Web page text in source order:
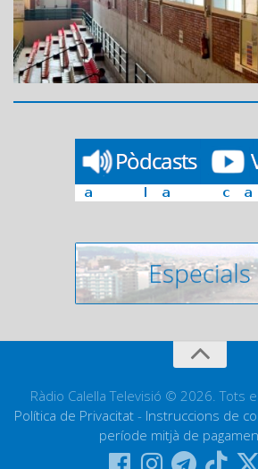
Ràdio Calella Televisió © 2026. Tots
Política de Privacitat - Instruccions de
període mitjà de